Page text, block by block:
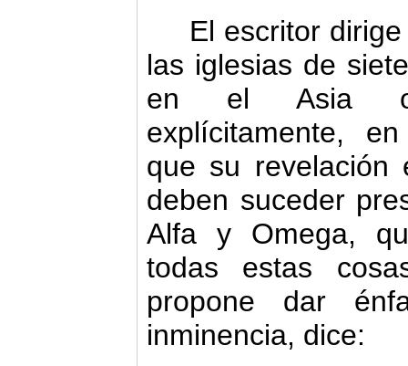
El escritor
las igle­sias de
en el Asia
explícitamente,
que su revelación
deben suceder
Alfa y Omega,
todas estas
propone dar
inminencia, dice: